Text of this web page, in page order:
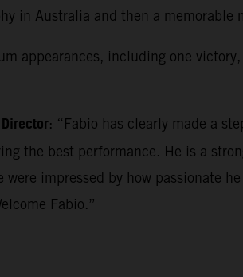
in Australia and then a memorable
appearances, including one
: “Fabio has clearly made a
the best performance. He is a
were impressed by how passionate
Fabio.”